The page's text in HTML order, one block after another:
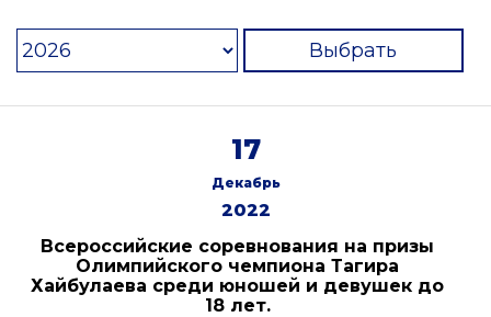
Выбрать
17
Декабрь
2022
Всероссийские соревнования на призы
Олимпийского чемпиона Тагира
Хайбулаева среди юношей и девушек до
18 лет.